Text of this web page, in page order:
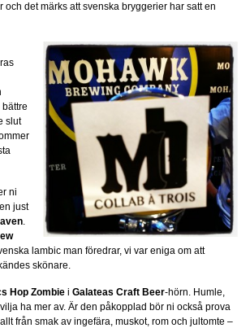
det märks att svenska bryggerier har satt en
slut
ni
just
.
lambic man föredrar, vi var eniga om att
skönare.
Hop Zombie i Galateas Craft Beer-hörn. Humle,
ha mer av. Är den påkopplad bör ni också prova
från smak av ingefära, muskot, rom och jultomte –